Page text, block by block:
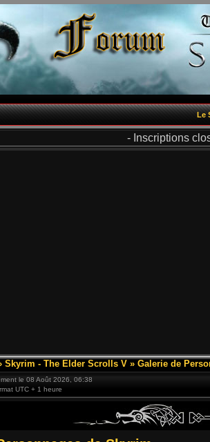
Le
- Inscriptions
Skyrim - The Elder Scrolls V » Galerie de
le 08 Août 2026, 06:38
UTC + 1 heure